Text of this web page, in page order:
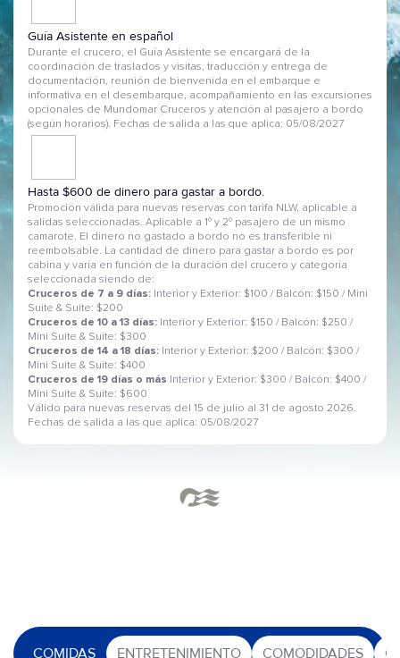
Guía Asistente en español
Durante el crucero, el Guía Asistente se encargará de la
coordinación de traslados y visitas, traducción y entrega de
documentación, reunión de bienvenida en el embarque e
informativa en el desembarque, acompañamiento en las excursiones
opcionales de Mundomar Cruceros y atención al pasajero a bordo
(según horarios). Fechas de salida a las que aplica: 05/08/2027
Hasta $600 de dinero para gastar a bordo.
Promoción válida para nuevas reservas con tarifa NLW, aplicable a
salidas seleccionadas. Aplicable a 1º y 2º pasajero de un mismo
camarote. El dinero no gastado a bordo no es transferible ni
reembolsable. La cantidad de dinero para gastar a bordo es por
cabina y varía en función de la duración del crucero y categoría
seleccionada siendo de:
Cruceros de 7 a 9 días: Interior y Exterior: $100 / Balcón: $150 / Mini
Suite & Suite: $200
Cruceros de 10 a 13 días: Interior y Exterior: $150 / Balcón: $250 /
Mini Suite & Suite: $300
Cruceros de 14 a 18 días: Interior y Exterior: $200 / Balcón: $300 /
Mini Suite & Suite: $400
Cruceros de 19 días o más
Interior y Exterior: $300 / Balcón: $400 /
Mini Suite & Suite: $600
Válido para nuevas reservas del 15 de julio al 31 de agosto 2026.
Fechas de salida a las que aplica: 05/08/2027
COMIDAS ENTRETENIMIENTO COMODIDADES